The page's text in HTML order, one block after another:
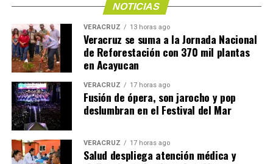
NOTICIAS
VERACRUZ 13 horas ago
Veracruz se suma a la Jornada Nacional
de Reforestación con 370 mil plantas
en Acayucan
VERACRUZ 17 horas ago
Fusión de ópera, son jarocho y pop
deslumbran en el Festival del Mar
VERACRUZ 17 horas ago
Salud despliega atención médica y